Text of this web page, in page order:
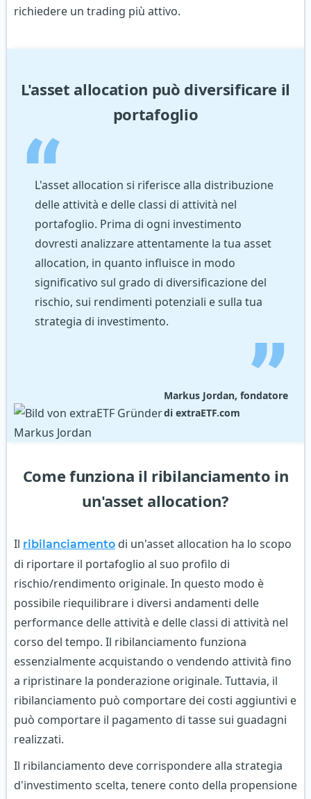
richiedere un trading più attivo.
L'asset allocation può diversificare il
portafoglio
Markus Jordan, fondatore
di extraETF.com
L'asset allocation si riferisce alla distribuzione
delle attività e delle classi di attività nel
portafoglio. Prima di ogni investimento
dovresti analizzare attentamente la tua asset
allocation, in quanto influisce in modo
significativo sul grado di diversificazione del
rischio, sui rendimenti potenziali e sulla tua
strategia di investimento.
Come funziona il ribilanciamento in
un'asset allocation?
Il ribilanciamento di un'asset allocation ha lo scopo
di riportare il portafoglio al suo profilo di
rischio/rendimento originale. In questo modo è
possibile riequilibrare i diversi andamenti delle
performance delle attività e delle classi di attività nel
corso del tempo. Il ribilanciamento funziona
essenzialmente acquistando o vendendo attività fino
a ripristinare la ponderazione originale. Tuttavia, il
ribilanciamento può comportare dei costi aggiuntivi e
può comportare il pagamento di tasse sui guadagni
realizzati.
Il ribilanciamento deve corrispondere alla strategia
d'investimento scelta, tenere conto della propensione